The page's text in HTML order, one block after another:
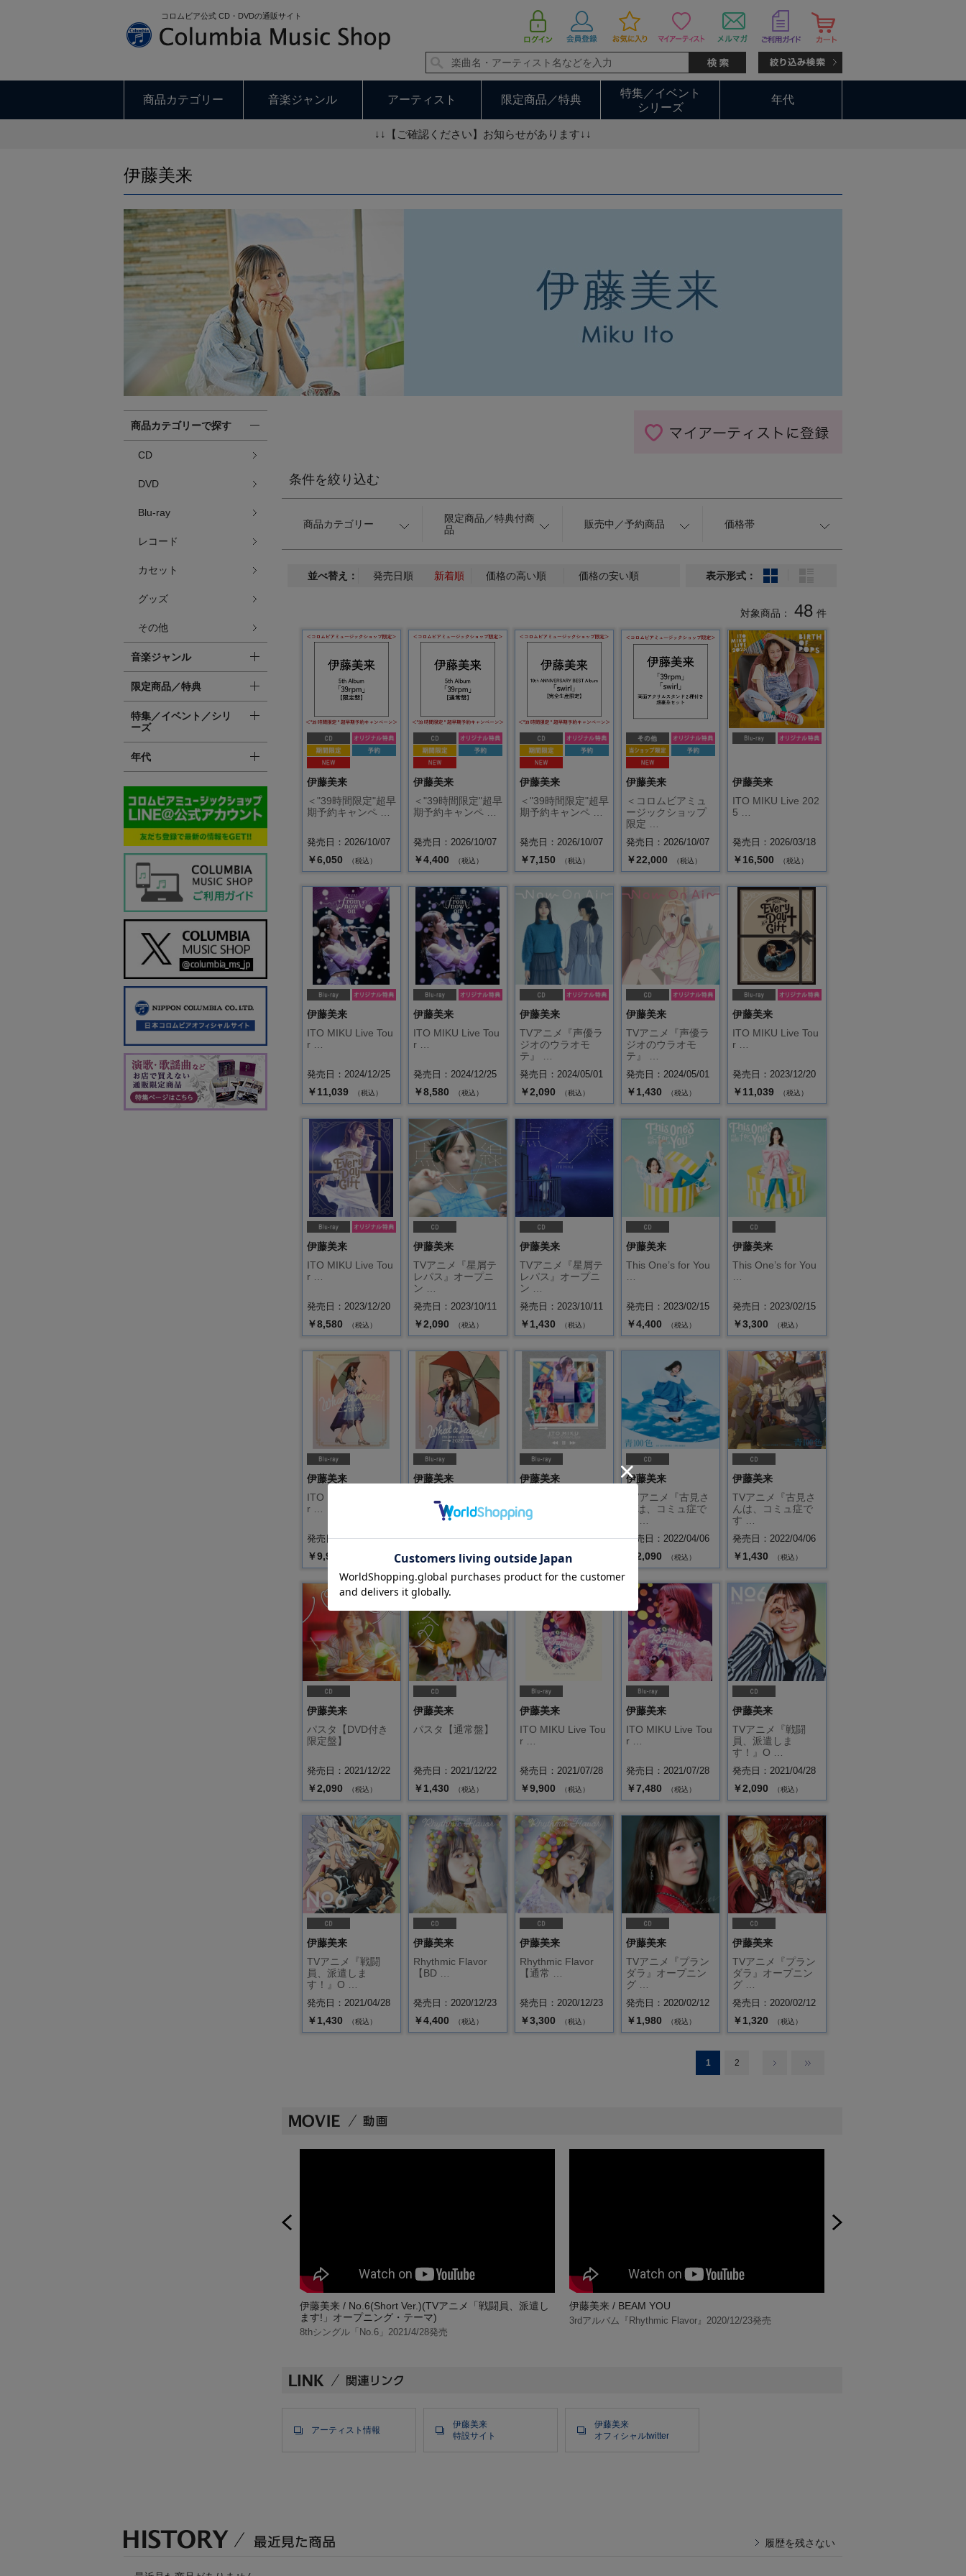
コロムビア公式 CD・DVDの通販サイト
商品カテゴリー 音楽ジャンル アーティスト 限定商品／特典
特集／イベント
シリーズ
年代
↓↓【ご確認ください】お知らせがあります↓↓
伊藤美来
条件を絞り込む
商品カテゴリー
限定商品／特典付商
品
販売中／予約商品 価格帯
並べ替え： 発売日順 新着順 価格の高い順 価格の安い順 表示形式：
対象商品： 48 件
伊藤美来
＜"39時間限定"超早
期予約キャンペ …
発売日：2026/10/07
￥6,050 （税込）
伊藤美来
＜"39時間限定"超早
期予約キャンペ …
発売日：2026/10/07
￥4,400 （税込）
伊藤美来
＜"39時間限定"超早
期予約キャンペ …
発売日：2026/10/07
￥7,150 （税込）
伊藤美来
＜コロムビアミュ
ージックショップ
限定 …
発売日：2026/10/07
￥22,000 （税込）
伊藤美来
ITO MIKU Live 202
5 …
発売日：2026/03/18
￥16,500 （税込）
伊藤美来
ITO MIKU Live Tou
r …
発売日：2024/12/25
￥11,039 （税込）
伊藤美来
ITO MIKU Live Tou
r …
発売日：2024/12/25
￥8,580 （税込）
伊藤美来
TVアニメ『声優ラ
ジオのウラオモ
テ』 …
発売日：2024/05/01
￥2,090 （税込）
伊藤美来
TVアニメ『声優ラ
ジオのウラオモ
テ』 …
発売日：2024/05/01
￥1,430 （税込）
伊藤美来
ITO MIKU Live Tou
r …
発売日：2023/12/20
￥11,039 （税込）
伊藤美来
ITO MIKU Live Tou
r …
発売日：2023/12/20
￥8,580 （税込）
伊藤美来
TVアニメ『星屑テ
レパス』オープニ
ン …
発売日：2023/10/11
￥2,090 （税込）
伊藤美来
TVアニメ『星屑テ
レパス』オープニ
ン …
発売日：2023/10/11
￥1,430 （税込）
伊藤美来
This One’s for You
発売日：2023/02/15
￥4,400 （税込）
伊藤美来
This One’s for You
発売日：2023/02/15
￥3,300 （税込）
伊藤美来
ITO MIKU Live Tou
r …
発売日：2022/10/12
￥9,900
伊藤美来
発売日：2022/10/12
￥7,480 （税込）
伊藤美来
d …
発売日：2022/10/12
￥5,500 （税込）
伊藤美来
TVアニメ『古見さ
んは、コミュ症で
発売日：2022/04/06
￥2,090 （税込）
伊藤美来
TVアニメ『古見さ
んは、コミュ症で
す …
発売日：2022/04/06
￥1,430 （税込）
伊藤美来
パスタ【DVD付き
限定盤】
発売日：2021/12/22
￥2,090 （税込）
伊藤美来
パスタ【通常盤】
発売日：2021/12/22
￥1,430 （税込）
伊藤美来
ITO MIKU Live Tou
r …
発売日：2021/07/28
￥9,900 （税込）
伊藤美来
ITO MIKU Live Tou
r …
発売日：2021/07/28
￥7,480 （税込）
伊藤美来
TVアニメ『戦闘
員、派遣しま
す！』O …
発売日：2021/04/28
￥2,090 （税込）
伊藤美来
TVアニメ『戦闘
員、派遣しま
す！』O …
発売日：2021/04/28
￥1,430 （税込）
伊藤美来
Rhythmic Flavor
【BD …
発売日：2020/12/23
￥4,400 （税込）
伊藤美来
Rhythmic Flavor
【通常 …
発売日：2020/12/23
￥3,300 （税込）
伊藤美来
TVアニメ『プラン
ダラ』オープニン
グ …
発売日：2020/02/12
￥1,980 （税込）
伊藤美来
TVアニメ『プラン
ダラ』オープニン
グ …
発売日：2020/02/12
￥1,320 （税込）
1 2
伊藤美来 / No.6(Short Ver.)(TVアニメ「戦闘員、派遣し
ます!」オープニング・テーマ)
8thシングル「No.6」2021/4/28発売
伊藤美来 / BEAM YOU
3rdアルバム『Rhythmic Flavor』2020/12/23発売
アーティスト情報
伊藤美来
特設サイト
伊藤美来
オフィシャルtwitter
商品カテゴリーで探す
CD
DVD
Blu-ray
レコード
カセット
グッズ
その他
音楽ジャンル
限定商品／特典
特集／イベント／シリ
ーズ
年代
履歴を残さない